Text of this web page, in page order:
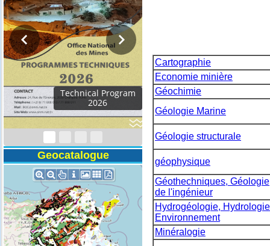
Activity Report 2024
Geocatalogue
Cartographie
Economie minière
Géochimie
Géologie Marine
Géologie structurale
géophysique
Géothechniques, Géologie
de l'ingénieur
Hydrogéologie,
Environnement
Minéralogie